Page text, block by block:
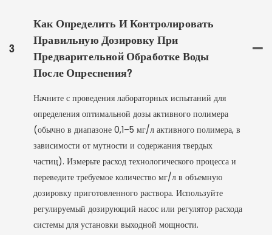
3
Как Определить И Контролировать
Правильную Дозировку При
Предварительной Обработке Воды
После Опреснения?
Начните с проведения лабораторных испытаний для
определения оптимальной дозы активного полимера
(обычно в диапазоне 0,1–5 мг/л активного полимера, в
зависимости от мутности и содержания твердых
частиц). Измерьте расход технологического процесса и
переведите требуемое количество мг/л в объемную
дозировку приготовленного раствора. Используйте
регулируемый дозирующий насос или регулятор расхода
системы для установки выходной мощности.